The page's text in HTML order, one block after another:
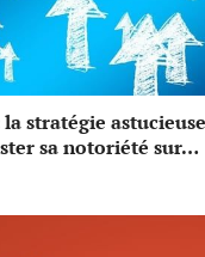
stratégie
sa notoriété sur…